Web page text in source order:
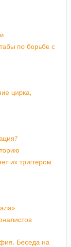
по борьбе с
цирка,
их триггером
Беседа на